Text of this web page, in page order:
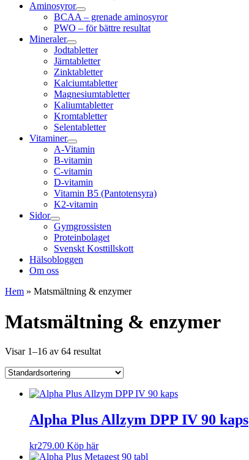
Aminosyror
BCAA – grenade aminosyror
PWO – för bättre resultat
Mineraler
Jodtabletter
Järntabletter
Zinktabletter
Kalciumtabletter
Magnesiumtabletter
Kaliumtabletter
Kromtabletter
Selentabletter
Vitaminer
A-Vitamin
B-vitamin
C-vitamin
D-vitamin
Vitamin B5 (Pantotensyra)
K2-vitamin
Sidor
Gymgrossisten
Proteinbolaget
Svenskt Kosttillskott
Hälsobloggen
Om oss
Hem » Matsmältning & enzymer
Matsmältning & enzymer
Visar 1–16 av 64 resultat
Alpha Plus Allzym DPP IV 90 kaps
kr279.00 Köp här